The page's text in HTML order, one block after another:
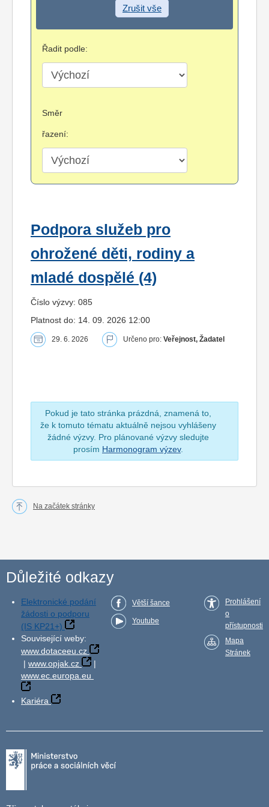
Zrušit vše
Řadit podle:
Směr
řazení:
Podpora služeb pro
ohrožené děti, rodiny a
mladé dospělé (4)
Číslo výzvy: 085
Platnost do: 14. 09. 2026 12:00
29. 6. 2026 Určeno pro: Veřejnost, Žadatel
Pokud je tato stránka prázdná, znamená to,
že k tomuto tématu aktuálně nejsou vyhlášeny
žádné výzvy. Pro plánované výzvy sledujte
prosím Harmonogram výzev.
Na začátek stránky
Důležité odkazy
Elektronické podání
žádosti o podporu
(IS KP21+)
Související weby:
www.dotaceeu.cz
| www.opjak.cz
|
www.ec.europa.eu
Kariéra
Větší šance
Youtube
Prohlášení
o
přístupnosti
Mapa
Stránek